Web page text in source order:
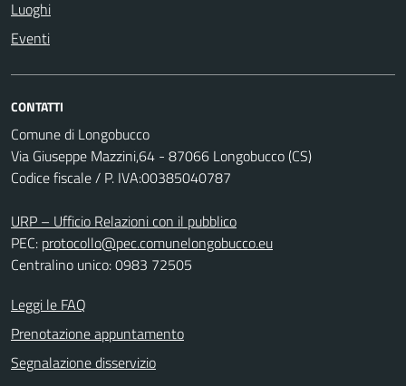
Luoghi
Eventi
CONTATTI
Comune di Longobucco
Via Giuseppe Mazzini,64 - 87066 Longobucco (CS)
Codice fiscale / P. IVA:00385040787
URP – Ufficio Relazioni con il pubblico
PEC: protocollo@pec.comunelongobucco.eu
Centralino unico: 0983 72505
Leggi le FAQ
Prenotazione appuntamento
Segnalazione disservizio